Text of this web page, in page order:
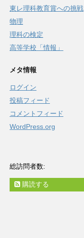
東レ理科教育賞への挑戦
物理
理科の検定
高等学校「情報」
メタ情報
ログイン
投稿フィード
コメントフィード
WordPress.org
総訪問者数:
購読する